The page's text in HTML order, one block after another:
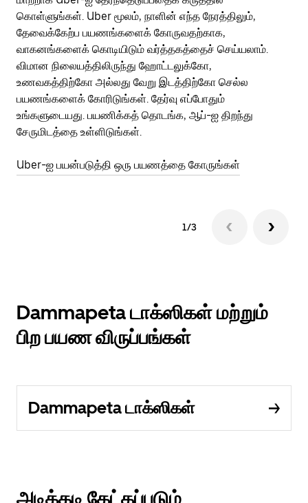
கொள்ளுங்கள். Uber மூலம், நாளின் எந்த நேரத்திலும்,
தேவைக்கேற்ப பயணங்களைக் கோருவதற்காக,
வாகனங்களைக் கொடியிடும் வர்த்தகத்தைச் செய்யலாம்.
விமான நிலையத்திலிருந்து ஹோட்டலுக்கோ,
உணவகத்திற்கோ அல்லது வேறு இடத்திற்கோ செல்ல
பயணங்களைக் கோரிடுங்கள். தேர்வு எப்போதும்
உங்களுடையது. பயணிக்கத் தொடங்க, ஆப்-ஐ திறந்து
சேருமிடத்தை உள்ளிடுங்கள்.
Uber-ஐ பயன்படுத்தி ஒரு பயணத்தை கோருங்கள்
1/3
Dammapeta டாக்ஸிகள் மற்றும்
பிற பயண விருப்பங்கள்
Dammapeta டாக்ஸிகள்
அடிக்கடி கேட்கப்படும்